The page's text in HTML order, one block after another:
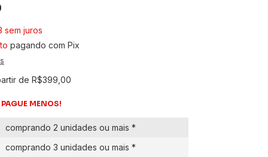
sem juros
pagando com Pix
de R$399,00
MENOS!
comprando 2 unidades ou mais *
comprando 3 unidades ou mais *